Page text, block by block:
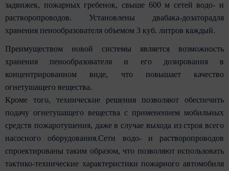
задвижек, пожарных гребенок, свыше 600 м сетей водо- и
растворопроводов. Установлены двабака-дозаторадля
хранения пенообразователя объемом 3 куб. литров каждый.
Преимуществом новой системы является возможность
хранения пенообразователя и его дозирования в
концентрированном виде, что повышает качество
огнетушащего вещества.
Кроме того, технические решения позволяют обеспечить
подачу огнетушащего вещества с применением мобильных
средств пожаротушения, даже в случае выхода из строя всего
насосного оборудования.Сети водо- и растворопроводов
спроектированы таким образом, что позволяют использовать
тактико-технические характеристики пожарного автомобиля